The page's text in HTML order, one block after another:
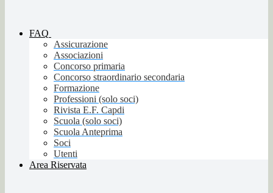
FAQ
Assicurazione
Associazioni
Concorso primaria
Concorso straordinario secondaria
Formazione
Professioni (solo soci)
Rivista E.F. Capdi
Scuola (solo soci)
Scuola Anteprima
Soci
Utenti
Area Riservata